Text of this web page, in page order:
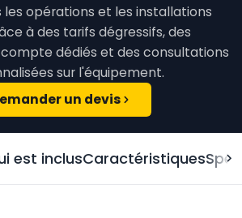
les opérations et les installations
à des tarifs dégressifs, des
dédiés et des consultations
sur l'équipement.
un devis
est inclusCaractéristiques